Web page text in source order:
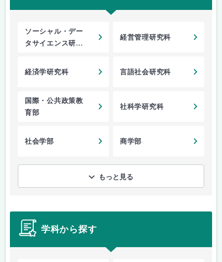
ソーシャル・デー
タサイエンス研究
経営管理研究科
経済学研究科 言語社会研究科
国際・公共政策教
育部
社科学研究科
社会学部 商学部
もっと見る
学科から探す